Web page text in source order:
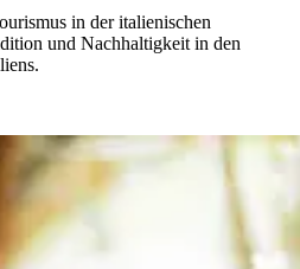
in der italienischen
und Nachhaltigkeit in den